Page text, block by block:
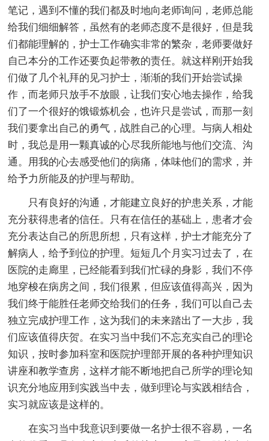
笔记，遇到不懂的我们都及时地向老师询问，老师总能
给我们细细解答，虽然有的老师态度不是很好，但是我
们都能理解的，护士工作确实非常的繁杂，老师要做好
自己本分的工作还要负起带教的责任。就这样刚开始我
们做了几个礼拜的见习护士，渐渐的我们开始尝试操
作，而老师只放手不放眼，让我们安心地去操作，给我
们了一个很好的饿锻炼机会，也许只是尝试，而那一刻
我们要拿出自己的勇气，战胜自己的心理。与病人相处
时，我总是用一颗真诚的心尽我所能地与他们交流、沟
通。用我的心去感受他们的病痛，体味他们的需求，并
给予力所能及的护理与帮助。
只有良好的沟通，才能建立良好的护患关系，才能
充分获得患者的信任。只有在信任的基础上，患者才会
充分表达自己的所思所想，只有这样，护士才能充分了
解病人，给予到位的护理。短短几个月实习过去了，在
医院的走廊里，已经能看到我们忙碌的身影，我们不停
地穿梭在病房之间，我们很累，但应该值得高兴，因为
我们终于能胜任老师交给我们的任务，我们可以自己去
独立完成护理工作，这为我们的未来踏出了一大步，我
们应该值得庆贺。在实习当中我们不忘充实自己的理论
知识，按时参加科室和医院护理部开展的各种护理知识
讲座和教学查房，这样才能不断地把自己所学的理论知
识充分地应用到实践当中去，做到理论与实践相结合，
实习就应该是这样的。
在实习当中我意识到要做一名护士很不容易，一名